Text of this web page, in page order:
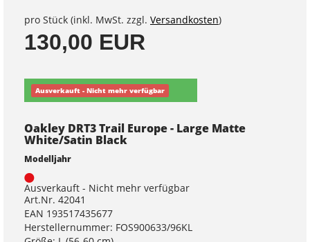
pro Stück (inkl. MwSt. zzgl. Versandkosten)
130,00 EUR
Ausverkauft - Nicht mehr verfügbar
Oakley DRT3 Trail Europe - Large Matte
White/Satin Black
Modelljahr
Ausverkauft - Nicht mehr verfügbar
Art.Nr. 42041
EAN 193517435677
Herstellernummer: FOS900633/96KL